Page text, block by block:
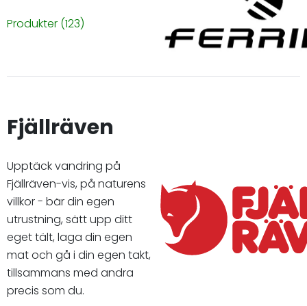
Produkter (123)
Fjällräven
Upptäck vandring på
Fjällräven-vis, på naturens
villkor - bär din egen
utrustning, sätt upp ditt
eget tält, laga din egen
mat och gå i din egen takt,
tillsammans med andra
precis som du.